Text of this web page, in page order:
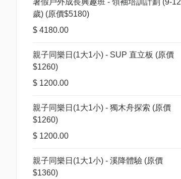
暑假戶外成長興趣班 - 領袖培訓計劃 (9-12
歲) (原價$5180)
$ 4180.00
親子同樂日(1大1小) - SUP 直立板 (原價
$1260)
$ 1200.00
親子同樂日(1大1小) - 獨木舟探索 (原價
$1260)
$ 1200.00
親子同樂日(1大1小) - 溪降體驗 (原價
$1360)